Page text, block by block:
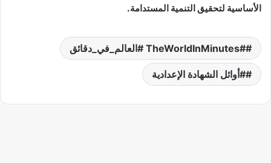
الأساسية لتحقيق التنمية المستدامة.
#TheWorldInMinutes #العالم_في_دقائق
#أوائل الشهادة الإعدادية